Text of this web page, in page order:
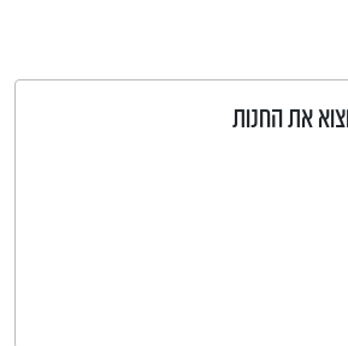
את החנות